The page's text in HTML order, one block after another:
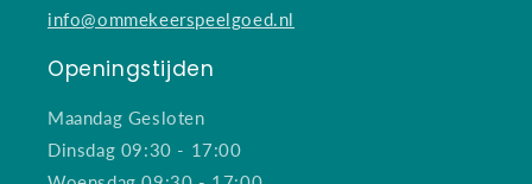
info@ommekeerspeelgoed.nl
Openingstijden
Maandag Gesloten
Dinsdag 09:30 - 17:00